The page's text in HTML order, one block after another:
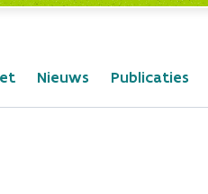
Nieuws Publicaties